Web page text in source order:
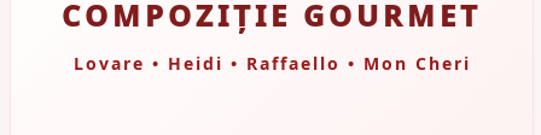
COMPOZIȚIE GOURMET
Lovare • Heidi • Raffaello • Mon Cheri